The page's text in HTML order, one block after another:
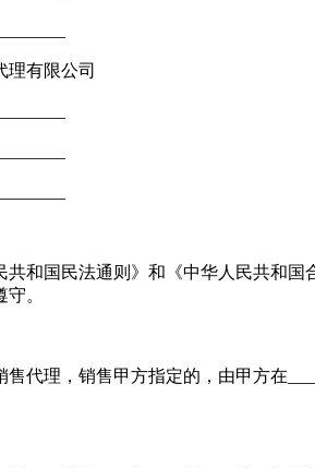
有限公司
国民法通则》和《中华人民共和国
。
理，销售甲方指定的，由甲方在